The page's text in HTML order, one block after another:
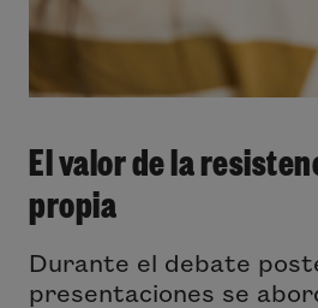
El valor de la
propia
Durante el debate
presentaciones se